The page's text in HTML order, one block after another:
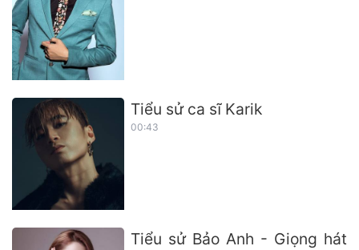
Tiểu sử ca sĩ Karik
00:43
Tiểu sử Bảo Anh - Giọng hát